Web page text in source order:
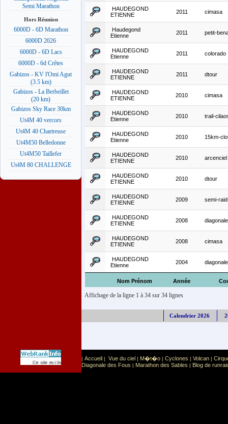
Semi Marathon
Hors Réunion
6000D - 6D Marathon
6000D 2026
6000D - 6D Lacs
6000D - 6d Crêtes
Gabizos - KV l'Omi Agut
(3.5 km)
Gabizos - La Berbeillet
(20 km)
Gabizos Sky Race 30km
Ut4M 40 vercors
Ut4M 40 Chartreuse
Ut4M50 Belledonne
Ut4M50 Taillefer
Ut4M 80 CHALLENGE
Nom Prénom Année
HAUDEGOND
ETIENNE
2011 cimasa
Haudegond
Etienne
2011 petit-
HAUDEGOND
Etienne
2011 colorado
HAUDEGOND
ETIENNE
2011 dtour
HAUDEGOND
ETIENNE
2010 cimasa
HAUDEGOND
Etienne
2010 trail-
HAUDEGOND
Etienne
2010 15km-
HAUDEGOND
ETIENNE
2010 arcenciel
HAUDEGOND
ETIENNE
2010 dtour
HAUDEGOND
ETIENNE
2009 semi-
HAUDEGOND
ETIENNE
2008 diagonale
HAUDEGOND
ETIENNE
2008 cimasa
HAUDEGOND
Etienne
2004 diagonale
Affichage de la ligne 1 à 34 sur 34 lignes
Calendrier 2026
Ce site est list� dans la cat�gorie Sport: Sports extr�mes
| Accueil | Vue du ciel | M�t�o | Cyclones | Volcan |
Diagonale des Fous | Marathon des Sables | Blog de